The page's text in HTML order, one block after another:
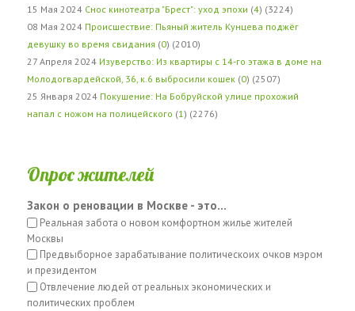
15 Мая 2024 Снос кинотеатра "Брест": уход эпохи (4) (3224)
08 Мая 2024 Происшествие: Пьяный житель Кунцева поджёг
девушку во время свидания (0) (2010)
27 Апреля 2024 Изуверство: Из квартиры с 14-го этажа в доме на
Молодогвардейской, 36, к.6 выбросили кошек (0) (2507)
25 Января 2024 Покушение: На Бобруйской улице прохожий
напал с ножом на полицейского (1 ) (2276)
Опрос жителей
Закон о реновации в Москве - это...
Реальная забота о новом комфортном жилье жителей
Москвы
Предвыборное зарабатывание политическоих очков мэром
и президентом
Отвлечение людей от реальных экономических и
политических проблем